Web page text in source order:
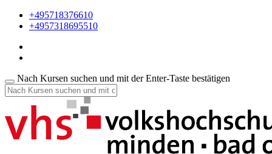
+495718376610
+4957318695510
Nach Kursen suchen und mit der Enter-Taste bestätigen